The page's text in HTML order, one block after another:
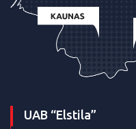
UAB “Elstila”